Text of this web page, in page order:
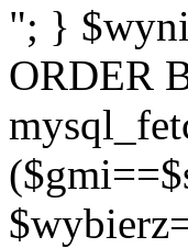
"; }
ORDER